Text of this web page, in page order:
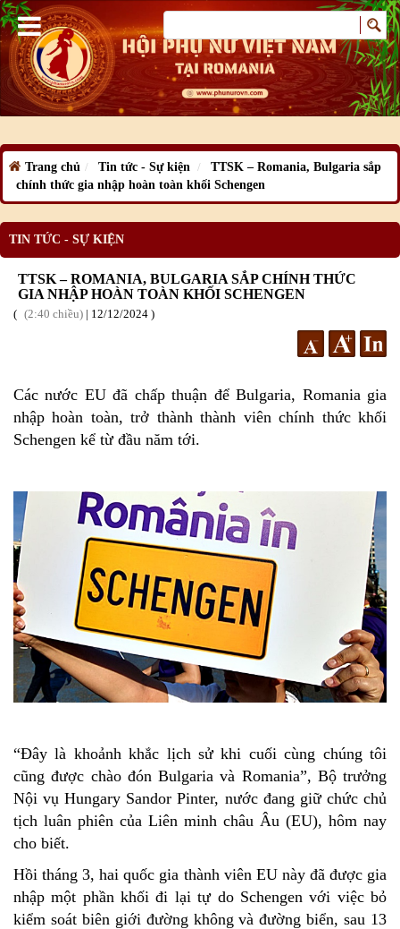
Trang chủ Tin tức - Sự kiện
TTSK – Romania, Bulgaria sắp
chính thức gia nhập hoàn toàn khối Schengen
TIN TỨC - SỰ KIỆN
TTSK – ROMANIA, BULGARIA SẮP CHÍNH THỨC
GIA NHẬP HOÀN TOÀN KHỐI SCHENGEN
2:40 chiều | 12/12/2024
Các nước EU đã chấp thuận để Bulgaria, Romania gia
nhập hoàn toàn, trở thành thành viên chính thức khối
Schengen kể từ đầu năm tới.
“Đây là khoảnh khắc lịch sử khi cuối cùng chúng tôi
cũng được chào đón Bulgaria và Romania”, Bộ trưởng
Nội vụ Hungary Sandor Pinter, nước đang giữ chức chủ
tịch luân phiên của Liên minh châu Âu (EU), hôm nay
cho biết.
Hồi tháng 3, hai quốc gia thành viên EU này đã được gia
nhập một phần khối đi lại tự do Schengen với việc bỏ
kiểm soát biên giới đường không và đường biển, sau 13